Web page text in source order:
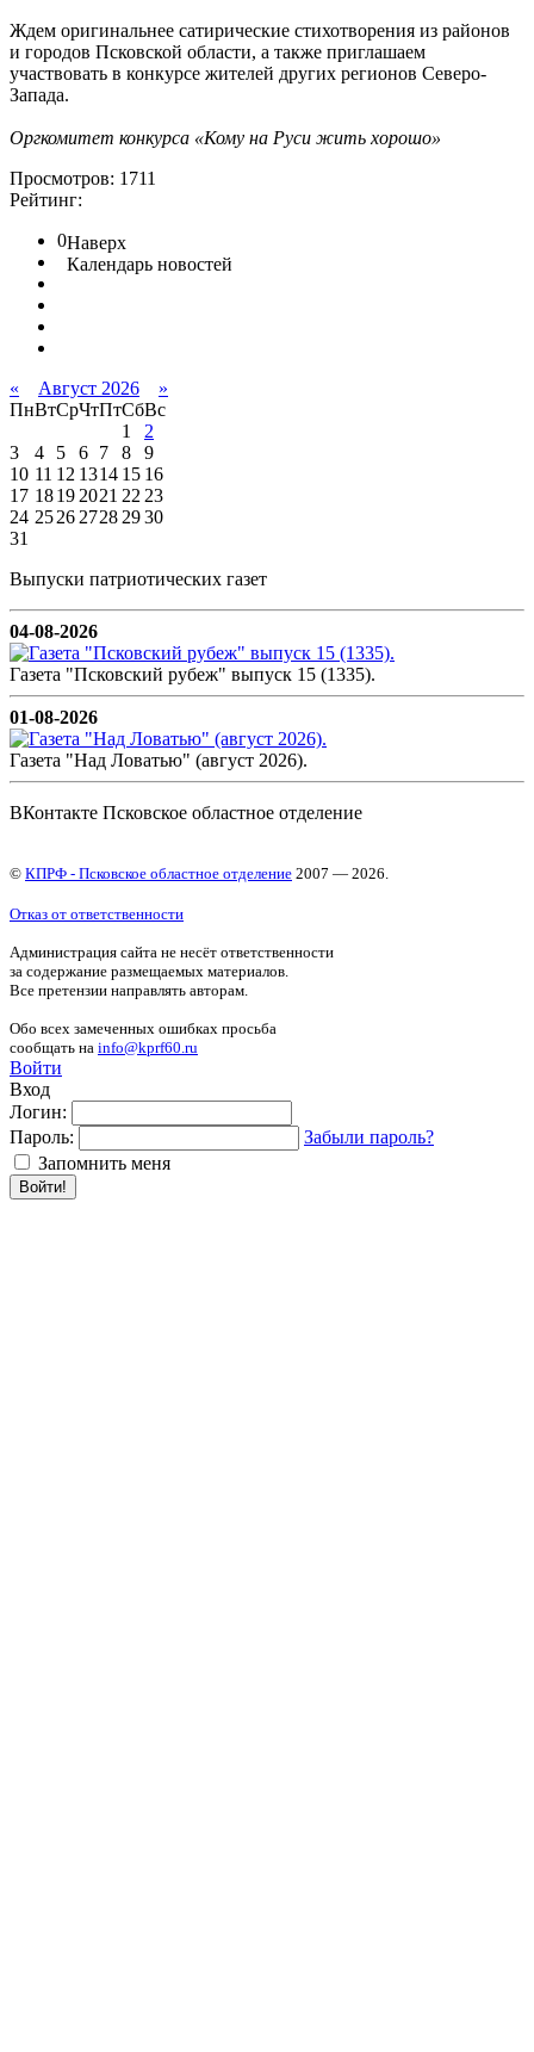
Ждем оригинальнее сатирические стихотворения из районов
и городов Псковской области, а также приглашаем
участвовать в конкурсе жителей других регионов Северо-
Запада.
Оргкомитет конкурса «Кому на Руси жить хорошо»
Просмотров: 1711
Рейтинг:
0Наверх
Календарь новостей
« Август 2026
»
ПнВтСрЧтПтСбВс
1
2
3
4 5 6 7 8
9
10 11 12 1314 15 16
17 18192021 2223
24 252627282930
31
Выпуски патриотических газет
04-08-2026
Газета "Псковский рубеж" выпуск 15 (1335).
01-08-2026
Газета "Над Ловатью" (август 2026).
ВКонтакте Псковское областное отделение
© КПРФ - Псковское областное отделение 2007 — 2026.
Отказ от ответственности
Администрация сайта не несёт ответственности
за содержание размещаемых материалов.
Все претензии направлять авторам.
Обо всех замеченных ошибках просьба
сообщать на info@kprf60.ru
Войти
Вход
Логин:
Пароль:
Забыли пароль?
Запомнить меня